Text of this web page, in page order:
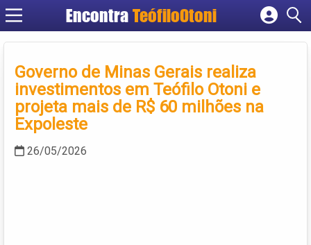
Encontra TeófiloOtoni
Cadastrar empresa
Criar conta
Governo de Minas Gerais realiza
investimentos em Teófilo Otoni e
projeta mais de R$ 60 milhões na
Expoleste
26/05/2026